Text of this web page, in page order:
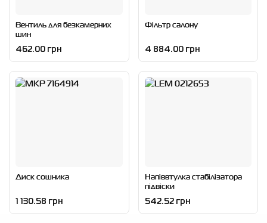
Вентиль для безкамерних
шин
462.00 грн
Фільтр салону
4 884.00 грн
Диск сошника
1 130.58 грн
Напіввтулка стабілізатора
підвіски
542.52 грн